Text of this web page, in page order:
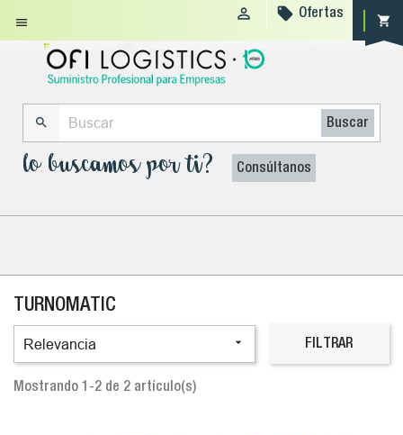
 shopping_cart
  Ofertas
 Buscar
lo buscamos por ti? Consúltanos
TURNOMATIC
Relevancia  FILTRAR
Mostrando 1-2 de 2 artículo(s)